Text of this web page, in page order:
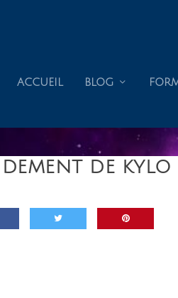
ACCUEIL BLOG
DE KYLO